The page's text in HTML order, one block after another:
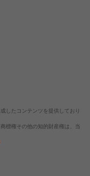
したコンテンツを提供しており
標権その他の知的財産権は、当